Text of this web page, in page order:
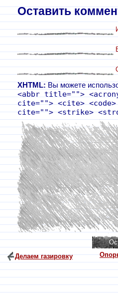
Оставить
XHTML:Вы можете
<abbr title="">
cite=""> <cite> <code>
cite=""> <strike>
Делаем газировку